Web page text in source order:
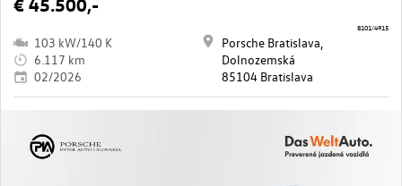
103 kW/140 K
6.117 km
02/2026
Porsche Bratislava,
Dolnozemská
85104 Bratislava
8101/4915